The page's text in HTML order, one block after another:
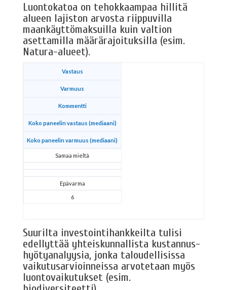
Luontokatoa on tehokkaampaa hillitä
alueen lajiston arvosta riippuvilla
maankäyttömaksuilla kuin valtion
asettamilla määrärajoituksilla (esim.
Natura-alueet).
Vastaus
Varmuus
Kommentti
Koko paneelin vastaus (mediaani)
Koko paneelin varmuus (mediaani)
Samaa mieltä
Epävarma
6
Suurilta investointihankkeilta tulisi
edellyttää yhteiskunnallista kustannus-
hyötyanalyysia, jonka taloudellisissa
vaikutusarvioinneissa arvotetaan myös
luontovaikutukset (esim.